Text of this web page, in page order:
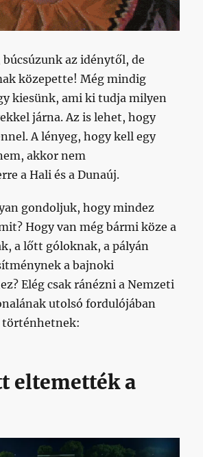
az idénytől, de
közepette! Még mindig
kiesünk, ami ki tudja milyen
járna. Az is lehet, hogy
A lényeg, hogy kell egy
akkor nem
a Hali és a Dunaúj.
gondoljuk, hogy mindez
Hogy van még bármi köze a
a lőtt góloknak, a pályán
a bajnoki
Elég csak ránézni a Nemzeti
utolsó fordulójában
eltemették a